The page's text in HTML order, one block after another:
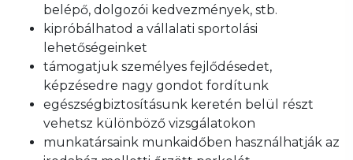
belépő, dolgozói kedvezmények, stb.
kipróbálhatod a vállalati sportolási
lehetőségeinket
támogatjuk személyes fejlődésedet,
képzésedre nagy gondot fordítunk
egészségbiztosításunk keretén belül részt
vehetsz különböző vizsgálatokon
munkatársaink munkaidőben használhatják az